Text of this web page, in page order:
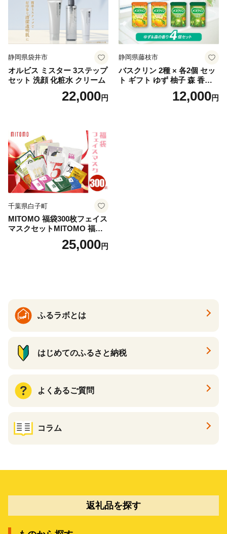
静岡県袋井市
オルビス ミスター 3ステップ
セット 洗顔 化粧水 クリーム
22,000円
静岡県藤枝市
バスクリン 2種 × 各2個 セッ
ト ギフト ゆず 柚子 森 香り
日用品 お風呂 バス用品 温活
アロマ 香り まとめ買い静岡
12,000円
千葉県白子町
MITOMO 福袋300枚フェイス
マスクセットMITOMO 福袋3
00枚フェイスマスクセット
ふるさと納税 パック ファイ
25,000円
ふるラボとは
はじめてのふるさと納税
よくあるご質問
コラム
返礼品を探す